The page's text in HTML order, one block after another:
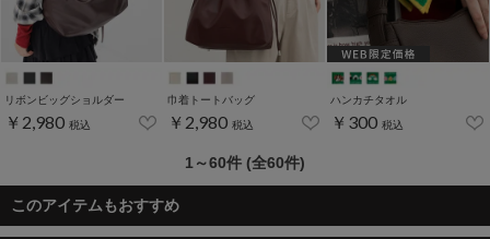
リボンビッグショルダー
￥2,980 税込
巾着トートバッグ
￥2,980 税込
ハンカチタオル
￥300 税込
1～60件 (全60件)
このアイテムもおすすめ